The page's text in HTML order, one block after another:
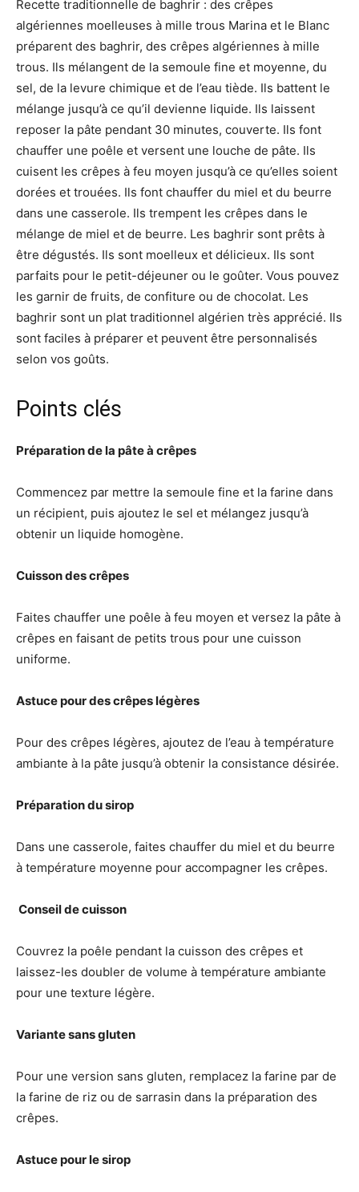
Recette traditionnelle de baghrir : des crêpes
algériennes moelleuses à mille trous Marina et le Blanc
préparent des baghrir, des crêpes algériennes à mille
trous. Ils mélangent de la semoule fine et moyenne, du
sel, de la levure chimique et de l’eau tiède. Ils battent le
mélange jusqu’à ce qu’il devienne liquide. Ils laissent
reposer la pâte pendant 30 minutes, couverte. Ils font
chauffer une poêle et versent une louche de pâte. Ils
cuisent les crêpes à feu moyen jusqu’à ce qu’elles soient
dorées et trouées. Ils font chauffer du miel et du beurre
dans une casserole. Ils trempent les crêpes dans le
mélange de miel et de beurre. Les baghrir sont prêts à
être dégustés. Ils sont moelleux et délicieux. Ils sont
parfaits pour le petit-déjeuner ou le goûter. Vous pouvez
les garnir de fruits, de confiture ou de chocolat. Les
baghrir sont un plat traditionnel algérien très apprécié. Ils
sont faciles à préparer et peuvent être personnalisés
selon vos goûts.
Points clés
Préparation de la pâte à crêpes
Commencez par mettre la semoule fine et la farine dans
un récipient, puis ajoutez le sel et mélangez jusqu’à
obtenir un liquide homogène.
Cuisson des crêpes
Faites chauffer une poêle à feu moyen et versez la pâte à
crêpes en faisant de petits trous pour une cuisson
uniforme.
Astuce pour des crêpes légères
Pour des crêpes légères, ajoutez de l’eau à température
ambiante à la pâte jusqu’à obtenir la consistance désirée.
Préparation du sirop
Dans une casserole, faites chauffer du miel et du beurre
à température moyenne pour accompagner les crêpes.
‍ Conseil de cuisson
Couvrez la poêle pendant la cuisson des crêpes et
laissez-les doubler de volume à température ambiante
pour une texture légère.
Variante sans gluten
Pour une version sans gluten, remplacez la farine par de
la farine de riz ou de sarrasin dans la préparation des
crêpes.
Astuce pour le sirop